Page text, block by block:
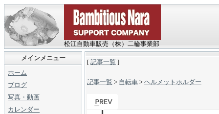
松江自動車販売（株）二輪事業部
メインメニュー
ホーム
ブログ
写真・動画
カレンダー
[ 記事一覧 ]
記事一覧 > 自転車 > ヘルメットホルダー